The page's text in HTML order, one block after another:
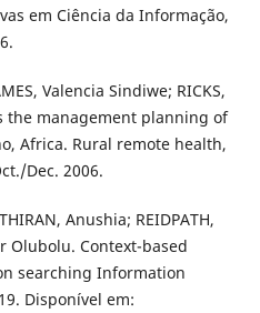
em Ciência da Informação,
Valencia Sindiwe; RICKS,
the management planning of
Africa. Rural remote health,
Dec. 2006.
Anushia; REIDPATH,
Olubolu. Context-based
searching Information
Disponível em: